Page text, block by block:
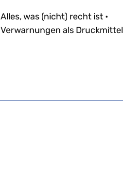
Alles, was (nicht) recht ist •
Verwarnungen als Druckmittel